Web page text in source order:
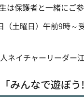
は保護者と一緒にご参
（土曜日）午前9時～
ネイチャーリーダー
みんなで遊ぼう!